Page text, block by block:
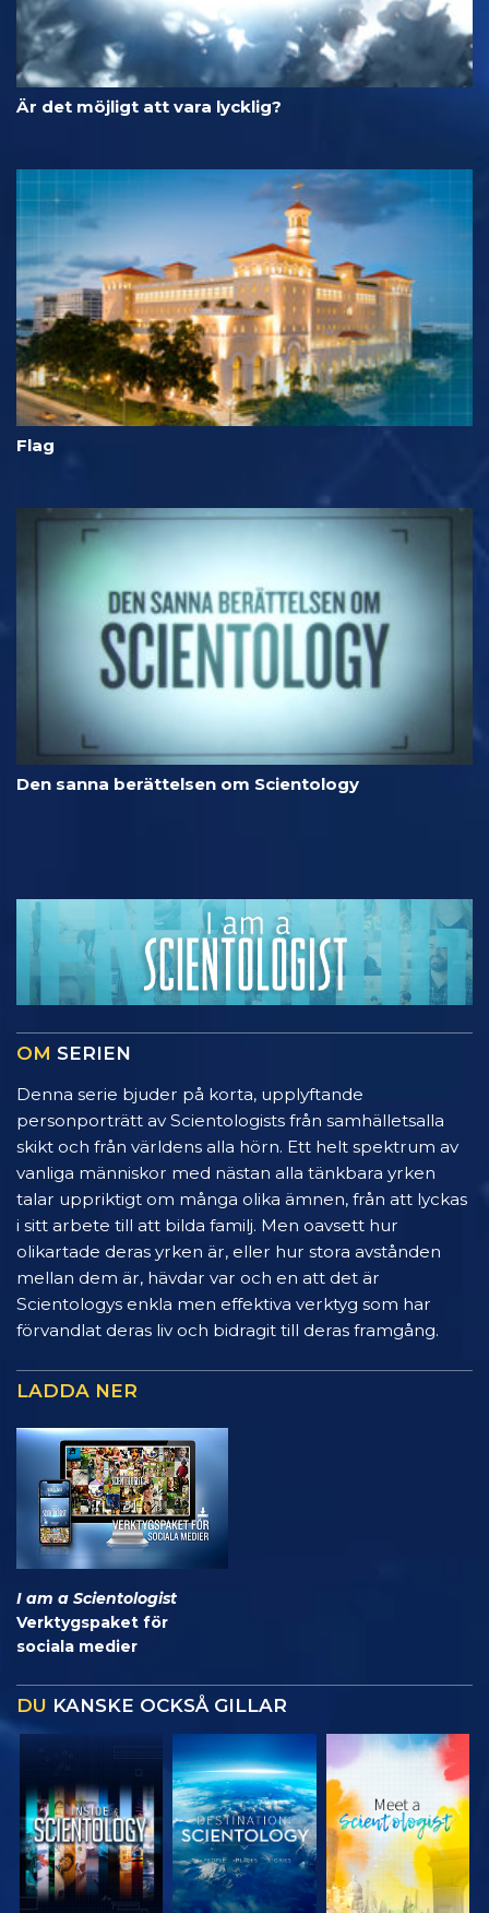
Är det möjligt att vara lycklig?
Flag
Den sanna berättelsen om Scientology
OM SERIEN
Denna serie bjuder på korta, upplyftande
personporträtt av Scientologists från samhälletsalla
skikt och från världens alla hörn. Ett helt spektrum av
vanliga människor med nästan alla tänkbara yrken
talar uppriktigt om många olika ämnen, från att lyckas
i sitt arbete till att bilda familj. Men oavsett hur
olikartade deras yrken är, eller hur stora avstånden
mellan dem är, hävdar var och en att det är
Scientologys enkla men effektiva verktyg som har
förvandlat deras liv och bidragit till deras framgång.
LADDA NER
I am a Scientologist
Verktygspaket för
sociala medier
DU KANSKE OCKSÅ GILLAR